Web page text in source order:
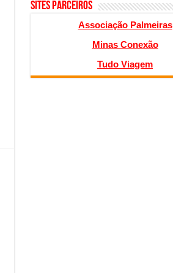
SITES PARCEIROS
Associação Palmeiras
Minas Conexão
Tudo Viagem